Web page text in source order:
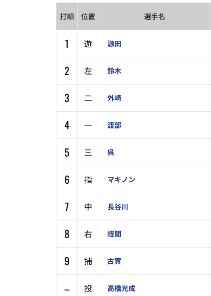
打順 位置 選手名
1 遊 源田
2
左 鈴木
3
二 外崎
4
一 渡部
5
三 呉
6
指 マキノン
7
中 長谷川
8
右 蛭間
9
捕 古賀
–
投 高橋光成